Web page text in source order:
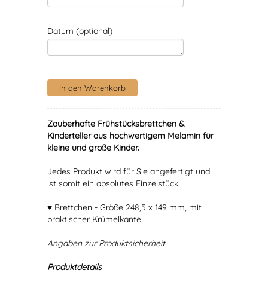
Datum (optional)
Zauberhafte Frühstücksbrettchen &
Kinderteller aus hochwertigem Melamin für
kleine und große Kinder.
Jedes Produkt wird für Sie angefertigt und
ist somit ein absolutes Einzelstück.
♥ Brettchen - Größe 248,5 x 149 mm, mit
praktischer Krümelkante
Angaben zur Produktsicherheit
Produktdetails